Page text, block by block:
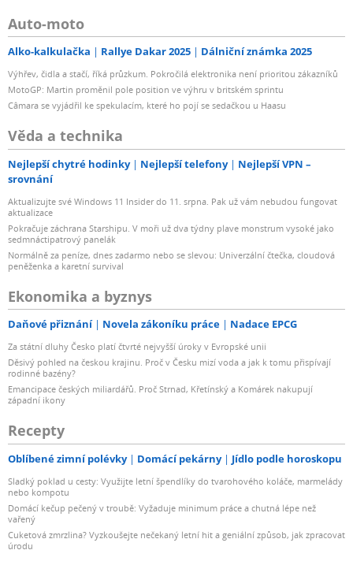
Auto-moto
Alko-kalkulačka Rallye Dakar 2025 Dálniční známka 2025
Výhřev, čidla a stačí, říká průzkum. Pokročilá elektronika není prioritou zákazníků
MotoGP: Martin proměnil pole position ve výhru v britském sprintu
Câmara se vyjádřil ke spekulacím, které ho pojí se sedačkou u Haasu
Věda a technika
Nejlepší chytré hodinky Nejlepší telefony
Nejlepší VPN –
srovnání
Aktualizujte své Windows 11 Insider do 11. srpna. Pak už vám nebudou fungovat
aktualizace
Pokračuje záchrana Starshipu. V moři už dva týdny plave monstrum vysoké jako
sedmnáctipatrový panelák
Normálně za peníze, dnes zadarmo nebo se slevou: Univerzální čtečka, cloudová
peněženka a karetní survival
Ekonomika a byznys
Daňové přiznání Novela zákoníku práce Nadace EPCG
Za státní dluhy Česko platí čtvrté nejvyšší úroky v Evropské unii
Děsivý pohled na českou krajinu. Proč v Česku mizí voda a jak k tomu přispívají
rodinné bazény?
Emancipace českých miliardářů. Proč Strnad, Křetínský a Komárek nakupují
západní ikony
Recepty
Oblíbené zimní polévky Domácí pekárny Jídlo podle horoskopu
Sladký poklad u cesty: Využijte letní špendlíky do tvarohového koláče, marmelády
nebo kompotu
Domácí kečup pečený v troubě: Vyžaduje minimum práce a chutná lépe než
vařený
Cuketová zmrzlina? Vyzkoušejte nečekaný letní hit a geniální způsob, jak zpracovat
úrodu